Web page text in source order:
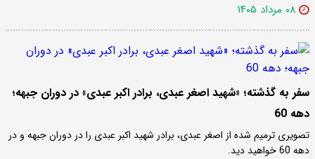
۰۸ مرداد ۱۴۰۵
سفر به گذشته؛ «شهید اصغر عبدی، برادر اکبر عبدی» در دوران جبهه؛
دهه 60
تصویری ترمیم شده از اصغر عبدی، برادر شهید اکبر عبدی را در دوران جبهه و در
دهه 60 خواهید دید.